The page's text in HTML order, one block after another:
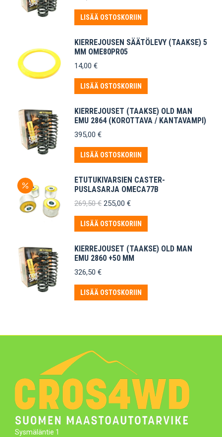
LISÄÄ OSTOSKORIIN
KIERREJOUSEN SÄÄTÖLEVY (TAAKSE) 5
MM OME80PR05
14,00 €
LISÄÄ OSTOSKORIIN
KIERREJOUSET (TAAKSE) OLD MAN
EMU 2864 (KOROTTAVA / KANTAVAMPI)
395,00 €
LISÄÄ OSTOSKORIIN
ETUTUKIVARSIEN CASTER-
PUSLASARJA OMECA77B
269,50€ Alkuperäinen
oli:
269,50 €.
255,00 €Nykyinen
on:
255,00 €.
LISÄÄ OSTOSKORIIN
KIERREJOUSET (TAAKSE) OLD MAN
EMU 2860 +50 MM
326,50 €
LISÄÄ OSTOSKORIIN
Sysmäläntie 1